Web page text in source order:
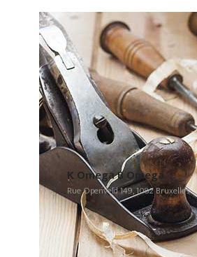
K Omega B Omega
Rue Openveld 149, 1082 Bruxelles